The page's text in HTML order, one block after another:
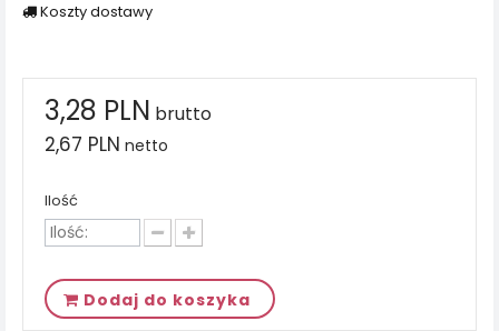
Koszty dostawy
3,28 PLN brutto
2,67 PLN netto
Ilość
Dodaj do koszyka